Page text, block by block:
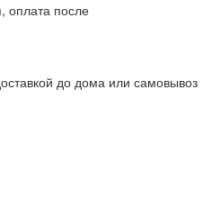
оплата после
до дома или самовывоз